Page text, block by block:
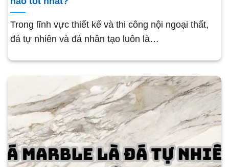
Trong lĩnh vực thiết kế và thi công nội ngoại thất,
đá tự nhiên và đá nhân tạo luôn là…